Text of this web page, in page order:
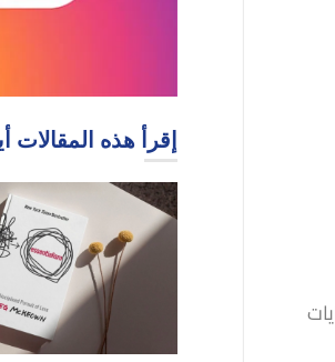
إقرأ هذه المقالات